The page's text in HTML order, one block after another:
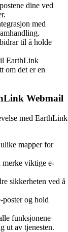
dine ved
med
til å holde
EarthLink
om det er en
Webmail
med EarthLink
mapper for
merke viktige e-
sikkerheten ved å
poster og hold
funksjonene
ut av tjenesten.